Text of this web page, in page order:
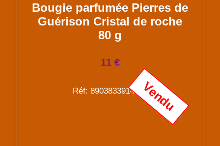
Bougie parfumée Pierres de
Guérison Cristal de roche
80 g
11 €
Réf: 8903833914525Vendu